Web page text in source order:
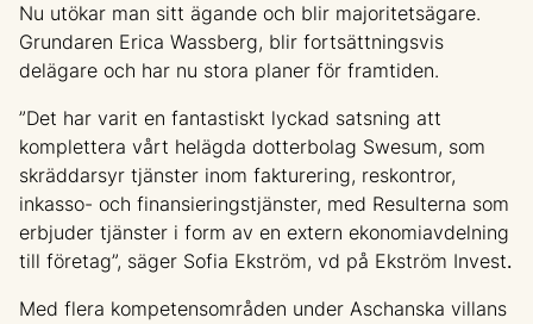
Nu utökar man sitt ägande och blir majoritetsägare.
Grundaren Erica Wassberg, blir fortsättningsvis
delägare och har nu stora planer för framtiden.
”Det har varit en fantastiskt lyckad satsning att
komplettera vårt helägda dotterbolag Swesum, som
skräddarsyr tjänster inom fakturering, reskontror,
inkasso- och finansieringstjänster, med Resulterna som
erbjuder tjänster i form av en extern ekonomiavdelning
till företag”, säger Sofia Ekström, vd på Ekström Invest.
Med flera kompetensområden under Aschanska villans